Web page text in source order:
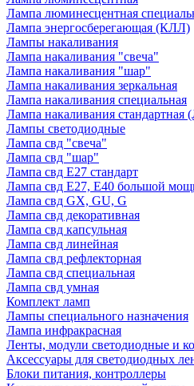
Лампа люминесцентная
Лампа энергосберегающая (КЛЛ)
Лампы накаливания
Лампа накаливания "свеча"
Лампа накаливания "шар"
Лампа накаливания зеркальная
Лампа накаливания специальная
Лампа накаливания
Лампы светодиодные
Лампа свд "свеча"
Лампа свд "шар"
Лампа свд E27 стандарт
Лампа свд E27, Е40 большой
Лампа свд GX, GU, G
Лампа свд декоративная
Лампа свд капсульная
Лампа свд линейная
Лампа свд рефлекторная
Лампа свд специальная
Лампа свд умная
Комплект ламп
Лампы специального назначения
Лампа инфракрасная
Ленты, модули светодиодные и
Аксессуары для светодиодных
Блоки питания, контроллеры